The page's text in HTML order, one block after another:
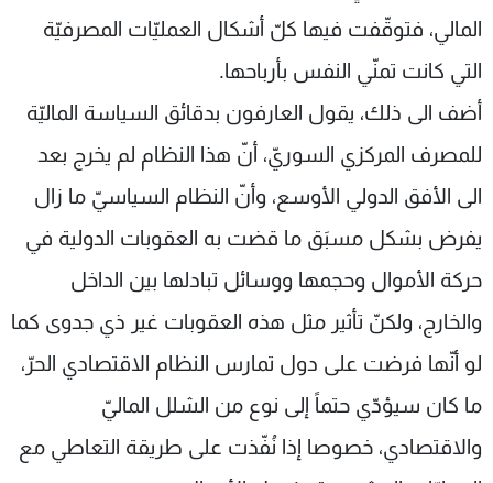
المالي، فتوقّفت فيها كلّ أشكال العمليّات المصرفيّة
التي كانت تمنّي النفس بأرباحها.
أضف الى ذلك، يقول العارفون بدقائق السياسة الماليّة
للمصرف المركزي السوريّ، أنّ هذا النظام لم يخرج بعد
الى الأفق الدولي الأوسع، وأنّ النظام السياسيّ ما زال
يفرض بشكل مسبَق ما قضت به العقوبات الدولية في
حركة الأموال وحجمها ووسائل تبادلها بين الداخل
والخارج، ولكنّ تأثير مثل هذه العقوبات غير ذي جدوى كما
لو أنّها فرضت على دول تمارس النظام الاقتصادي الحرّ،
ما كان سيؤدّي حتماً إلى نوع من الشلل الماليّ
والاقتصادي، خصوصا إذا نُفّذت على طريقة التعاطي مع